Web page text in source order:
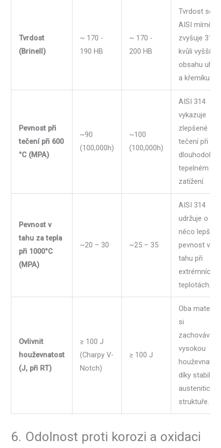
Tvrdost
(Brinell)
~ 170 -
190 HB
~ 170 -
200 HB
Tvrdost se u
AISI mírně
zvyšuje 314
kvůli vyššímu
obsahu
a křemíku.
Pevnost při
tečení při 600
°C (MPA)
~90
(100,000h)
~100
(100,000h)
AISI 314
vykazuje
zlepšené
tečení při
tepelném
zatížení.
Pevnost v
tahu za tepla
při 1000°C
(MPA)
~20 – 30 ~25 – 35
AISI 314
udržuje o
něco lepší
pevnost v
tahu při
extrémních
teplotách.
Ovlivnit
houževnatost
(J, při RT)
≥ 100 J
(Charpy V-
Notch)
≥ 100 J
Oba
si
zachovávají
vysokou
díky stabilní
austenitické
struktuře.
6. Odolnost proti korozi a oxidaci